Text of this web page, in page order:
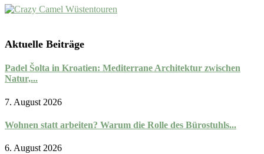
Aktuelle Beiträge
Padel Šolta in Kroatien: Mediterrane Architektur zwischen
Natur,...
7. August 2026
Wohnen statt arbeiten? Warum die Rolle des Bürostuhls...
6. August 2026